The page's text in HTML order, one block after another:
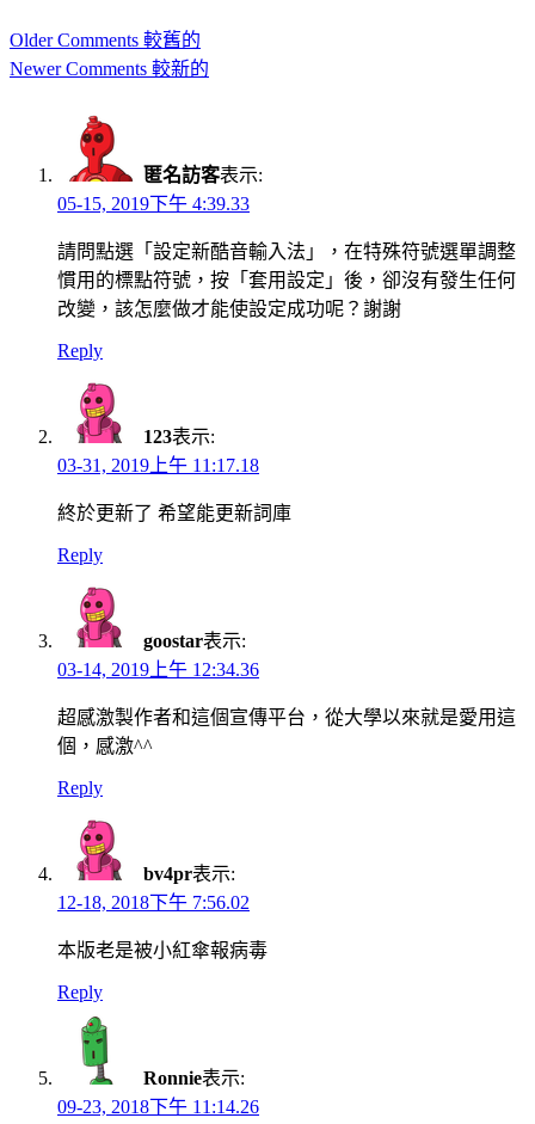
Comment
navigation
Older Comments 較舊的
Newer Comments 較新的
匿名訪客表示:
05-15, 2019下午 4:39.33
請問點選「設定新酷音輸入法」，在特殊符號選單調整
慣用的標點符號，按「套用設定」後，卻沒有發生任何
改變，該怎麼做才能使設定成功呢？謝謝
Reply
123表示:
03-31, 2019上午 11:17.18
終於更新了 希望能更新詞庫
Reply
goostar表示:
03-14, 2019上午 12:34.36
超感激製作者和這個宣傳平台，從大學以來就是愛用這
個，感激^^
Reply
bv4pr表示:
12-18, 2018下午 7:56.02
本版老是被小紅傘報病毒
Reply
Ronnie表示:
09-23, 2018下午 11:14.26